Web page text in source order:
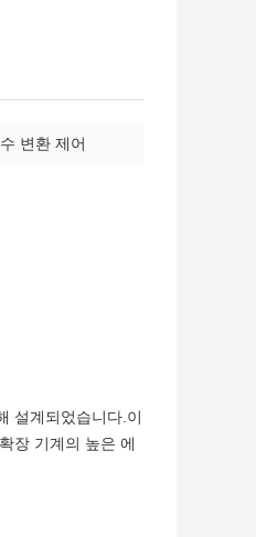
변환 제어
설계되었습니다.이
장 기계의 높은 에